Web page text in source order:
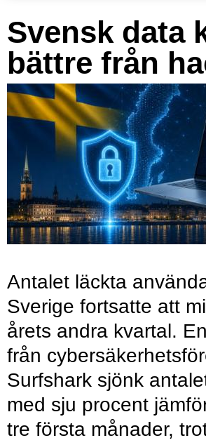
Svensk data
bättre från
Antalet läckta
Sverige fortsatte att
årets andra kvartal.
från
Surfshark sjönk
med sju procent
tre första månader,